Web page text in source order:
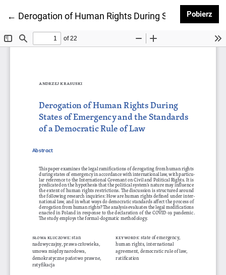
← Wróć do szczegółów artykułu
Derogation of Human Rights During States ofPobierz